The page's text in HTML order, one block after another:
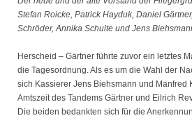
Stefan Roicke, Patrick Hayduk, Daniel
Schröder, Annika Schulte und Jens
Herscheid – Gärtner führte zuvor ein letztes
die Tagesordnung. Als es um die Wahl der
sich Kassierer Jens Biehsmann und Manfred
Amtszeit des Tandems Gärtner und Eilrich
Die beiden bedankten sich für die